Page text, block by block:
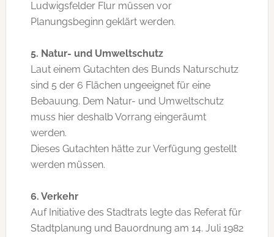
Ludwigsfelder Flur müssen vor
Planungsbeginn geklärt werden.
5. Natur- und Umweltschutz
Laut einem Gutachten des Bunds Naturschutz
sind 5 der 6 Flächen ungeeignet für eine
Bebauung. Dem Natur- und Umweltschutz
muss hier deshalb Vorrang eingeräumt
werden.
Dieses Gutachten hätte zur Verfügung gestellt
werden müssen.
6. Verkehr
Auf Initiative des Stadtrats legte das Referat für
Stadtplanung und Bauordnung am 14. Juli 1982